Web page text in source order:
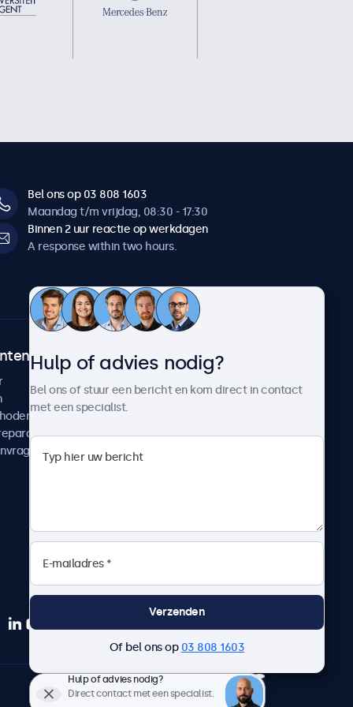
Bel ons op 03 808 1603
Maandag t/m vrijdag, 08:30 - 17:30
Binnen 2 uur reactie op werkdagen
A response within two hours.
Over Beetronics
Werken bij Beetronics
Algemene voorwaarden
Nederlands
Hulp of advies nodig?
Bel ons of stuur een bericht en kom direct in contact
met een specialist.
Verzenden
Of bel ons op 03 808 1603
Hulp of advies nodig?
Direct contact met een specialist.